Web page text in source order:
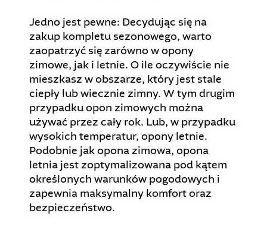
Jedno jest pewne: Decydując się na
zakup kompletu sezonowego, warto
zaopatrzyć się zarówno w opony
zimowe, jak i letnie. O ile oczywiście nie
mieszkasz w obszarze, który jest stale
ciepły lub wiecznie zimny. W tym drugim
przypadku opon zimowych można
używać przez cały rok. Lub, w przypadku
wysokich temperatur, opony letnie.
Podobnie jak opona zimowa, opona
letnia jest zoptymalizowana pod kątem
określonych warunków pogodowych i
zapewnia maksymalny komfort oraz
bezpieczeństwo.